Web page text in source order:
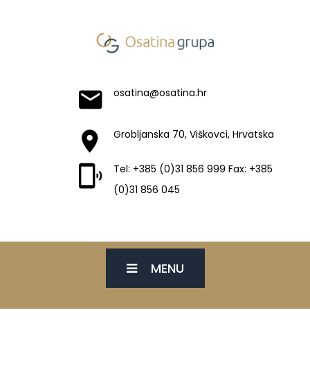
osatina@osatina.hr
Grobljanska 70, Viškovci, Hrvatska
Tel: +385 (0)31 856 999 Fax: +385
(0)31 856 045
MENU